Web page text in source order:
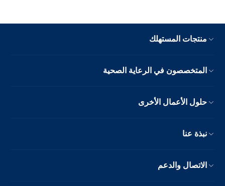
منتجات المستهلك
المتخصصون في الرعاية الصحية
حلول الأعمال الأخرى
نبذة عنا
الاتصال والدعم